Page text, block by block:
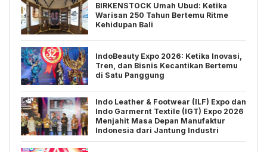
BIRKENSTOCK Umah Ubud: Ketika
Warisan 250 Tahun Bertemu Ritme
Kehidupan Bali
IndoBeauty Expo 2026: Ketika Inovasi,
Tren, dan Bisnis Kecantikan Bertemu
di Satu Panggung
Indo Leather & Footwear (ILF) Expo dan
Indo Garmernt Textile (IGT) Expo 2026
Menjahit Masa Depan Manufaktur
Indonesia dari Jantung Industri